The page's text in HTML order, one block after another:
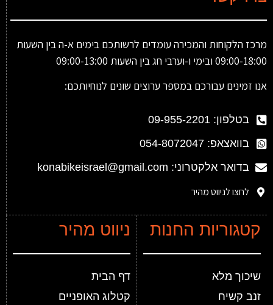
ניווט מהיר
דף הבית
קטלוג האופניים
קטגוריות החנות
שיכוך מלא
זנב קשיח
מרכז הלקוחות והמכירה עומדים לרשותכם בימים א-ה בין השעות
09:00-18:00 ובימי ו-וערבי חג בין השעות 09:00-13:00
אנו זמינים עבורכם במספר ערוצים שונים לנוחיותכם:
בטלפון: 09-955-2201
בוואצאפ: 054-8072047
בדואר אלקטרוני: konabikeisrael@gmail.com
לחצו לניווט מהיר